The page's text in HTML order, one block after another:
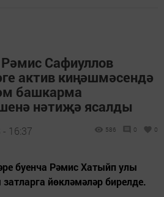
Сафиуллов
актив киңәшмәсендә
башкарма
нәтиҗә ясалды
- 16:37 586 0 0
буенча Рәмис Хатыйп улы
йөкләмәләр бирелде.